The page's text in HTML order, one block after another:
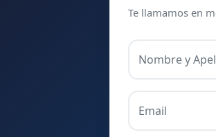
Te llamamos en
Nombre y
Email